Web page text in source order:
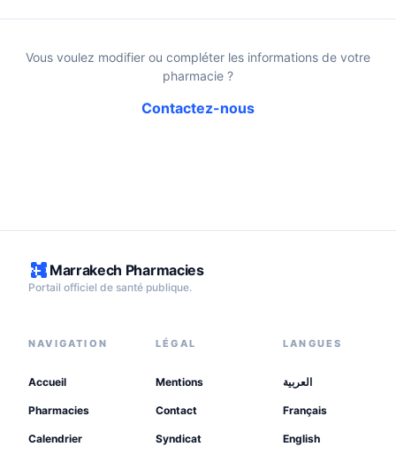
Vous voulez modifier ou compléter les informations de votre
pharmacie ?
Contactez-nous
Marrakech Pharmacies
Portail officiel de santé publique.
NAVIGATION
Accueil
Pharmacies
Calendrier
LÉGAL
Mentions
Contact
Syndicat
LANGUES
العربية
Français
English